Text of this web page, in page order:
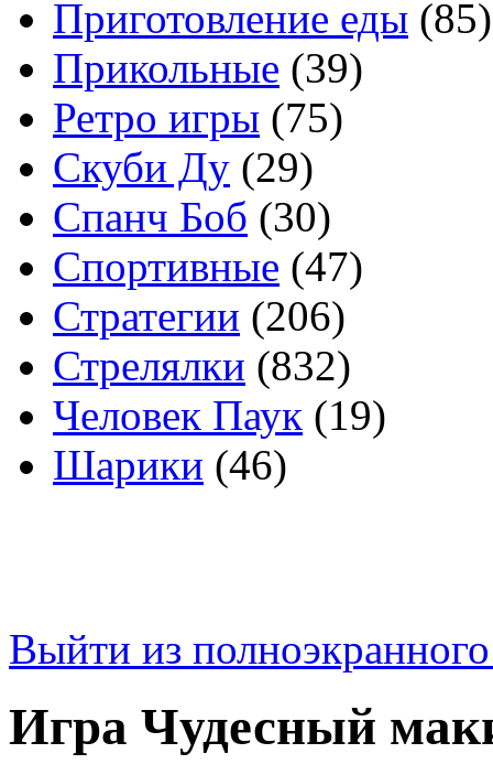
Приготовление еды (85)
Прикольные (39)
Ретро игры (75)
Скуби Ду (29)
Спанч Боб (30)
Спортивные (47)
Стратегии (206)
Стрелялки (832)
Человек Паук (19)
Шарики (46)
Выйти из
Игра Чудесный